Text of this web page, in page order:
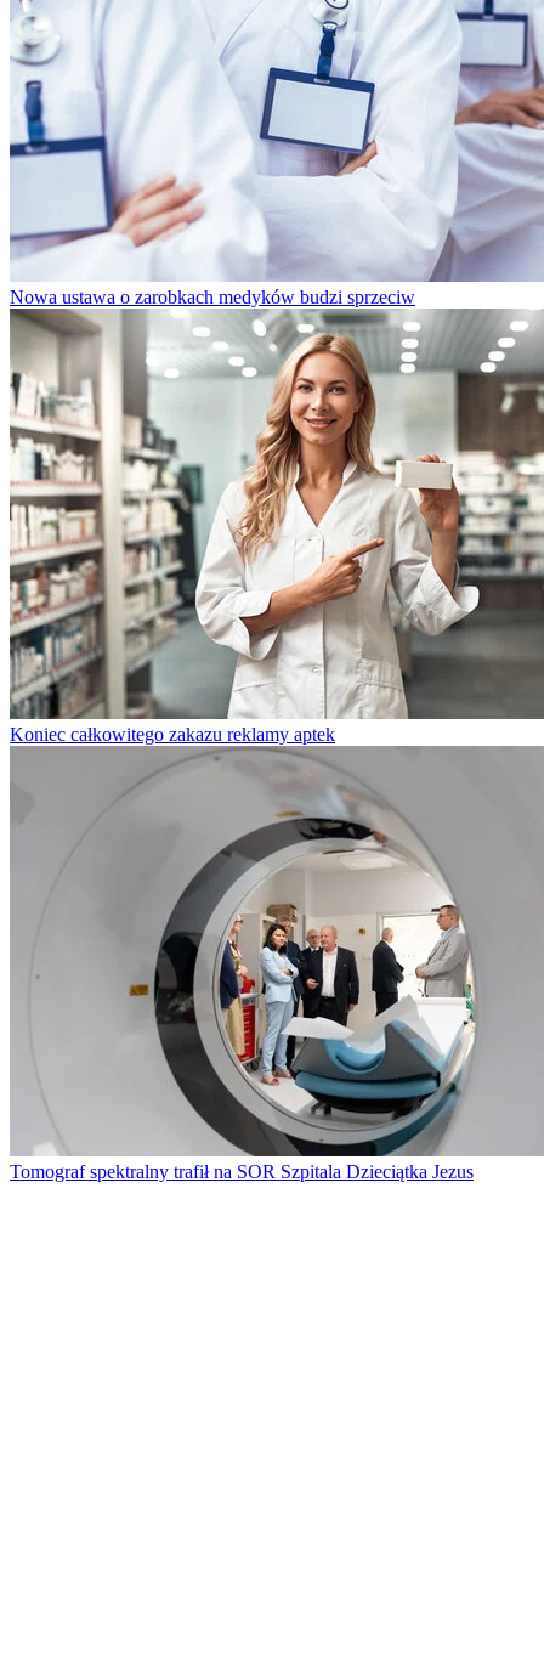
Nowa ustawa o zarobkach medyków budzi sprzeciw
Koniec całkowitego zakazu reklamy aptek
Tomograf spektralny trafił na SOR Szpitala Dzieciątka Jezus